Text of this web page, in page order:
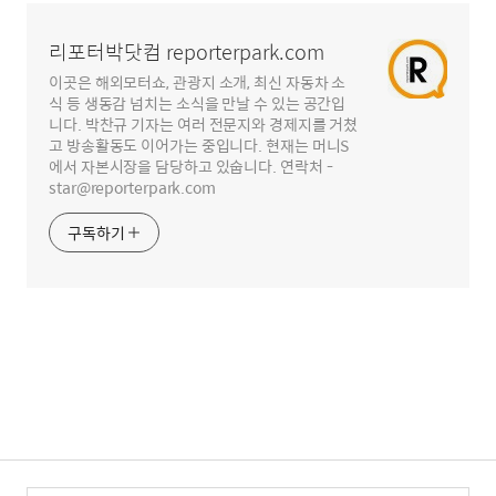
리포터박닷컴 reporterpark.com
이곳은 해외모터쇼, 관광지 소개, 최신 자동차 소
식 등 생동감 넘치는 소식을 만날 수 있는 공간입
니다. 박찬규 기자는 여러 전문지와 경제지를 거쳤
고 방송활동도 이어가는 중입니다. 현재는 머니S
에서 자본시장을 담당하고 있숩니다. 연락처 -
star@reporterpark.com
구독하기